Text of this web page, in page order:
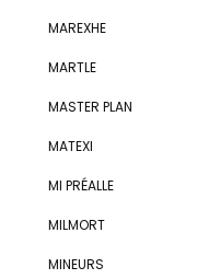
MAREXHE
MARTLE
MASTER PLAN
MATEXI
MI PRÉALLE
MILMORT
MINEURS